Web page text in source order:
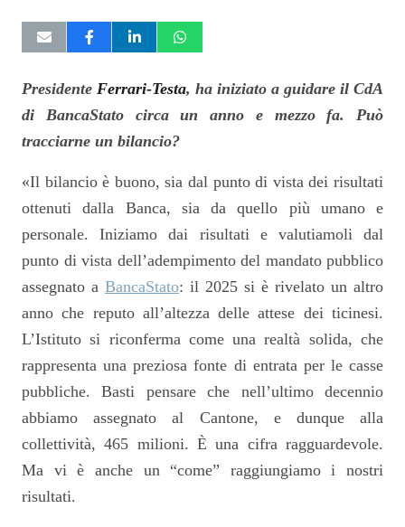
Presidente Ferrari-Testa, ha iniziato a guidare il CdA
di BancaStato circa un anno e mezzo fa. Può
tracciarne un bilancio?
«Il bilancio è buono, sia dal punto di vista dei risultati
ottenuti dalla Banca, sia da quello più umano e
personale. Iniziamo dai risultati e valutiamoli dal
punto di vista dell’adempimento del mandato pubblico
assegnato a BancaStato: il 2025 si è rivelato un altro
anno che reputo all’altezza delle attese dei ticinesi.
L’Istituto si riconferma come una realtà solida, che
rappresenta una preziosa fonte di entrata per le casse
pubbliche. Basti pensare che nell’ultimo decennio
abbiamo assegnato al Cantone, e dunque alla
collettività, 465 milioni. È una cifra ragguardevole.
Ma vi è anche un “come” raggiungiamo i nostri
risultati.